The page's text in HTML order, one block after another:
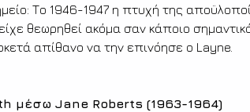
Το 1946-1947 η πτυχή της
θεωρηθεί ακόμα σαν κάποιο
απίθανο να την επινόησε ο Layne.
μέσω Jane Roberts (1963-1964)